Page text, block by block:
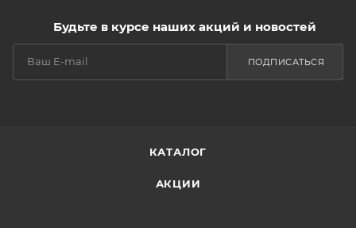
Будьте в курсе наших акций и новостей
ПОДПИСАТЬСЯ
КАТАЛОГ
АКЦИИ